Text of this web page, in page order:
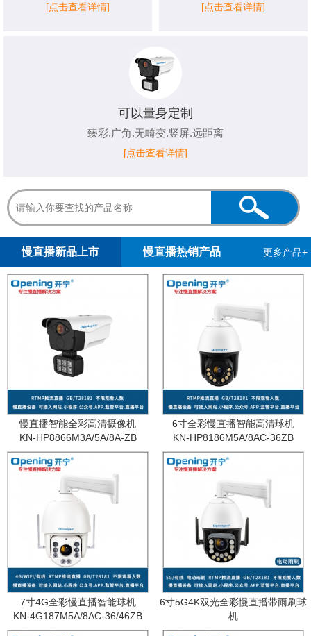
[点击查看详情] [点击查看详情]
可以量身定制
臻彩.广角.无畸变.竖屏.远距离
[点击查看详情]
慢直播新品上市 慢直播热销产品 更多产品+
慢直播智能全彩高清摄像机
KN-HP8866M3A/5A/8A-ZB
6寸全彩慢直播智能高清球机
KN-HP8186M5A/8AC-36ZB
7寸4G全彩慢直播智能球机
KN-4G187M5A/8AC-36/46ZB
6寸5G4K双光全彩慢直播带雨刷球
机